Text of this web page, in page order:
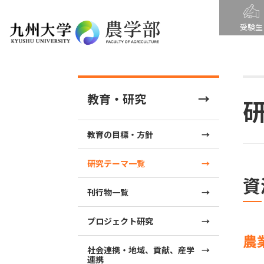
受験生
教育・研究
教育の目標・方針
研究テーマ一覧
刊行物一覧
プロジェクト研究
社会連携・地域、貢献、産学
連携
農